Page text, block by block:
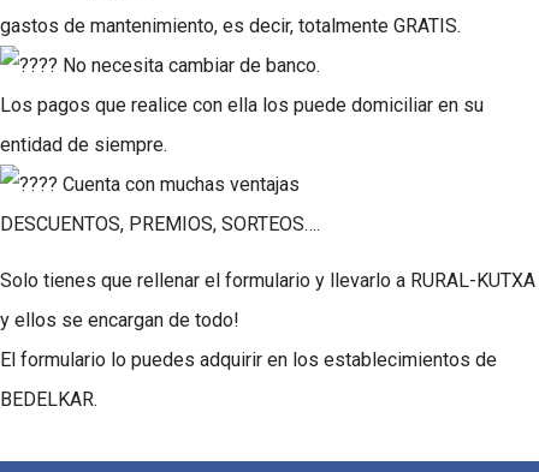
gastos de mantenimiento, es decir, totalmente GRATIS.
No necesita cambiar de banco.
Los pagos que realice con ella los puede domiciliar en su
entidad de siempre.
Cuenta con muchas ventajas
DESCUENTOS, PREMIOS, SORTEOS….
Solo tienes que rellenar el formulario y llevarlo a RURAL-KUTXA
y ellos se encargan de todo!
El formulario lo puedes adquirir en los establecimientos de
BEDELKAR.